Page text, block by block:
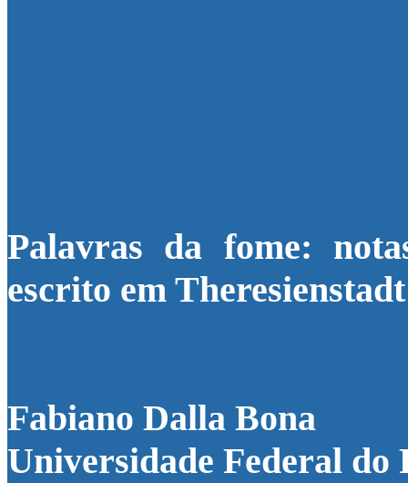
Palavras da fome:
escrito em Theresienstadt
Fabiano Dalla Bona
Universidade Federal do